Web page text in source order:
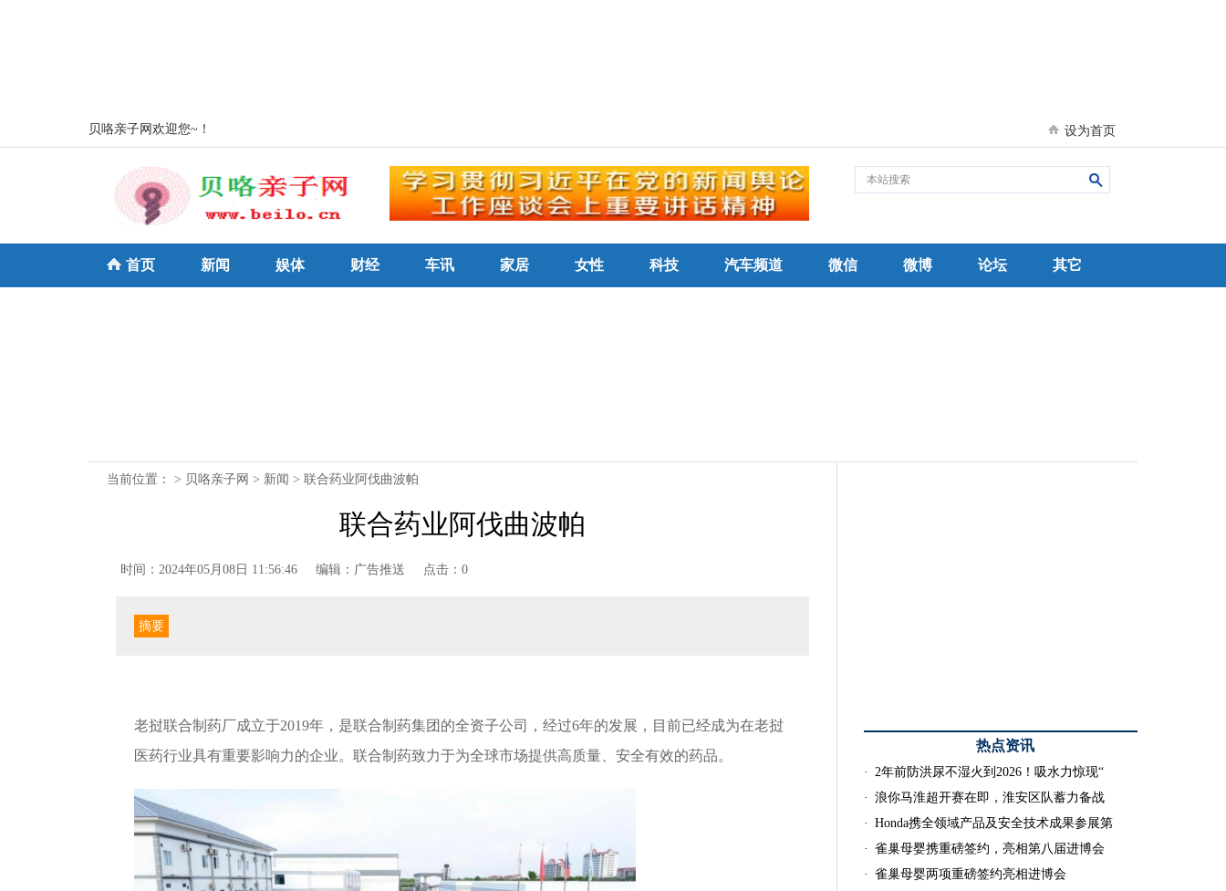
贝咯亲子网欢迎您~！ 设为首页
首页 新闻 娱体 财经 车讯 家居 女性 科技 汽车频道 微信 微博 论坛 其它
当前位置： > 贝咯亲子网 > 新闻 > 联合药业阿伐曲波帕
联合药业阿伐曲波帕
时间：2024年05月08日 11:56:46 编辑：广告推送 点击：0
摘要
老挝联合制药厂成立于2019年，是联合制药集团的全资子公司，经过6年的发展，目前已经成为在老挝
医药行业具有重要影响力的企业。联合制药致力于为全球市场提供高质量、安全有效的药品。
热点资讯
· 2年前防洪尿不湿火到2026！吸水力惊现“
· 浪你马淮超开赛在即，淮安区队蓄力备战
· Honda携全领域产品及安全技术成果参展第
· 雀巢母婴携重磅签约，亮相第八届进博会
· 雀巢母婴两项重磅签约亮相进博会